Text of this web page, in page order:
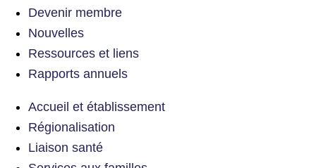
Devenir membre
Nouvelles
Ressources et liens
Rapports annuels
Accueil et établissement
Régionalisation
Liaison santé